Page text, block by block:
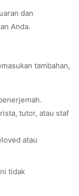
dan
Anda.
tambahan,
tutor, atau staf
atau
tidak